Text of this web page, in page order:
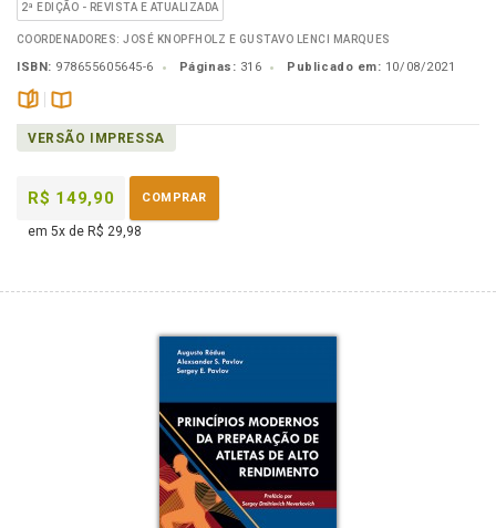
2ª EDIÇÃO - REVISTA E ATUALIZADA
COORDENADORES: JOSÉ KNOPFHOLZ E GUSTAVO LENCI MARQUES
ISBN: 978655605645-6 Páginas: 316 Publicado em: 10/08/2021
páginasDisponível
na
VERSÃO IMPRESSA
R$ 149,90 COMPRAR
em 5x de R$ 29,98